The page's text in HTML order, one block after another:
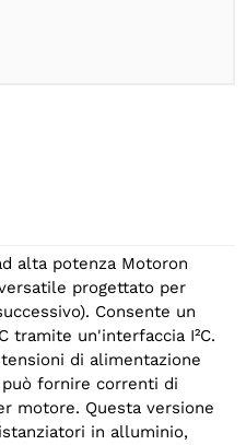
alta potenza Motoron
progettato per
Consente un
tramite un'interfaccia I²C.
di alimentazione
può fornire correnti di
motore. Questa versione
in alluminio,